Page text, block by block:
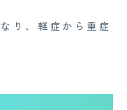
り、軽症から重症